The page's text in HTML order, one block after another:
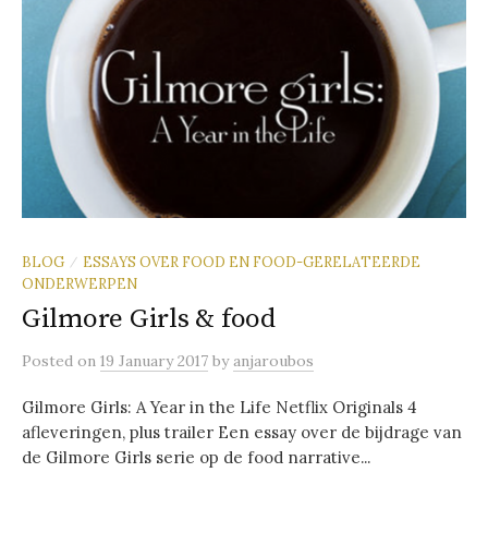
BLOG / ESSAYS OVER FOOD EN FOOD-GERELATEERDE
ONDERWERPEN
Gilmore Girls & food
Posted on 19 January 2017 byanjaroubos
Gilmore Girls: A Year in the Life Netflix Originals 4
afleveringen, plus trailer Een essay over de bijdrage van
de Gilmore Girls serie op de food narrative...